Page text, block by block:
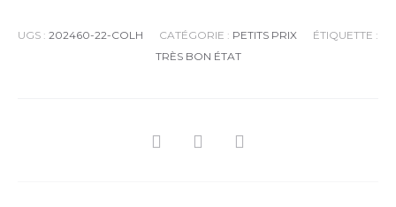
UGS : 202460-22-COLH CATÉGORIE : PETITS PRIX
ÉTIQUETTE :
TRÈS BON ÉTAT